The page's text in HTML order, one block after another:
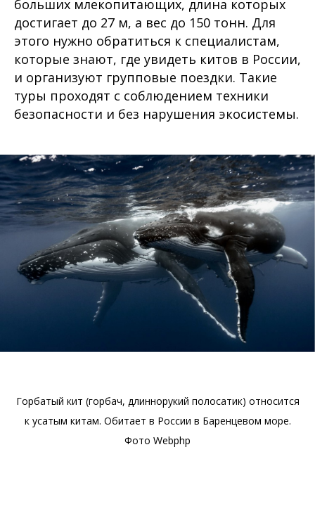
больших млекопитающих, длина которых
достигает до 27 м, а вес до 150 тонн. Для
этого нужно обратиться к специалистам,
которые знают, где увидеть китов в России,
и организуют групповые поездки. Такие
туры проходят с соблюдением техники
безопасности и без нарушения экосистемы.
Горбатый кит (горбач, длиннорукий полосатик) относится
к усатым китам. Обитает в России в Баренцевом море.
Фото Webphp